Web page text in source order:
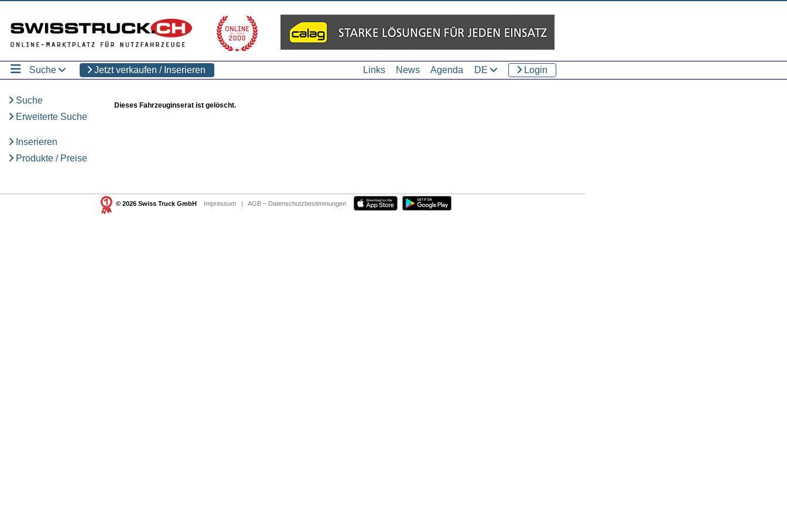
Suche Jetzt verkaufen / Inserieren Links News Agenda DE Login
Suche
Erweiterte Suche
Inserieren
Produkte / Preise
Dieses Fahrzeuginserat ist gelöscht.
© 2026 Swiss Truck GmbH Impressum | AGB – Datenschutzbestimmungen